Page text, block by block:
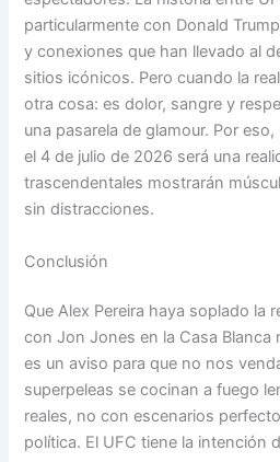
particularmente con Donald
y conexiones que han llevado al
sitios icónicos. Pero cuando la
otra cosa: es dolor, sangre y
una pasarela de glamour. Por
el 4 de julio de 2026 será una
trascendentales mostrarán
sin distracciones.
Conclusión
Que Alex Pereira haya soplado la
con Jon Jones en la Casa Blanca
es un aviso para que no nos
superpeleas se cocinan a fuego
reales, no con escenarios
política. El UFC tiene la intención